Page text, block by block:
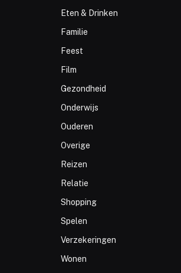
Eten & Drinken
Familie
Feest
Film
Gezondheid
Onderwijs
Ouderen
Overige
Reizen
Relatie
Shopping
Spelen
Verzekeringen
Wonen